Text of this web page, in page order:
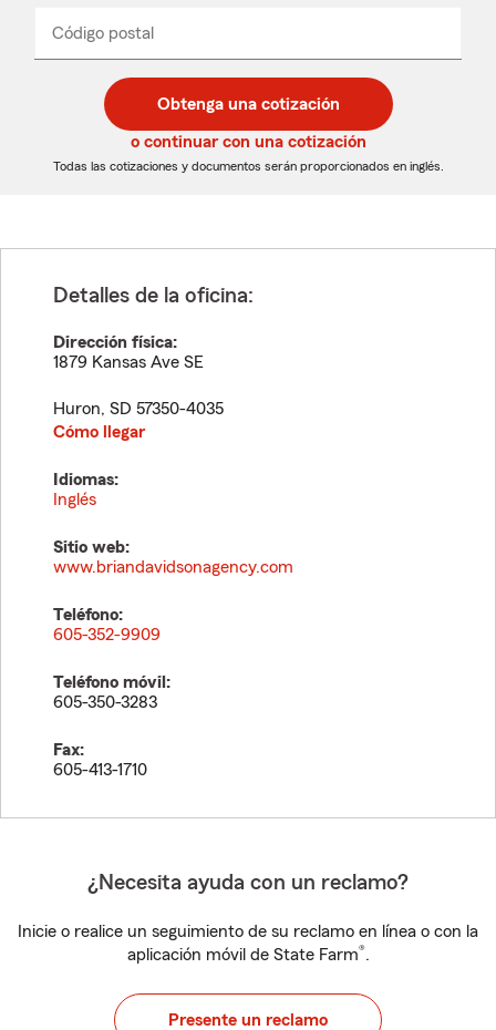
desplegable
Código postal
de
5
dígitos
de
5
dígitos
_____
Obtenga una cotización
o continuar con una cotización
Todas las cotizaciones y documentos serán proporcionados en inglés.
Detalles de la oficina:
Dirección física:
1879 Kansas Ave SE
Huron, SD 57350-4035
Cómo llegar
Idiomas:
Inglés
Sitio web:
www.briandavidsonagency.com
Teléfono:
605-352-9909
Teléfono móvil:
605-350-3283
Fax:
605-413-1710
¿Necesita ayuda con un reclamo?
Inicie o realice un seguimiento de su reclamo en línea o con la
aplicación móvil de State Farm®.
Presente un reclamo